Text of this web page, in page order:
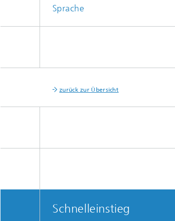
Sprache
zurück zur Übersicht
Schnelleinstieg